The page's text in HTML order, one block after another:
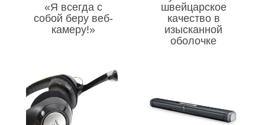
«Я всегда с
собой беру веб-
камеру!»
швейцарское
качество в
изысканной
оболочке